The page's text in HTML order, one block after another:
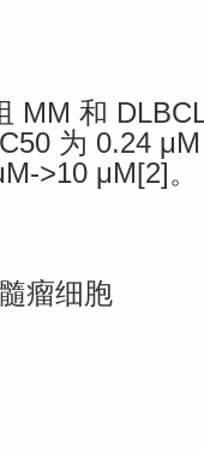
和
为 0.24
>10 μM[2]。
瘤细胞